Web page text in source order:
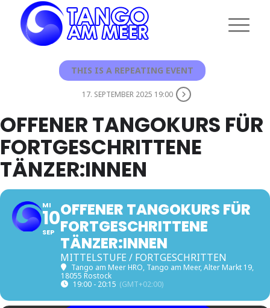
THIS IS A REPEATING EVENT
17. SEPTEMBER 2025 19:00
OFFENER TANGOKURS FÜR
FORTGESCHRITTENE
TÄNZER:INNEN
MI
10
SEP
OFFENER TANGOKURS FÜR
FORTGESCHRITTENE
TÄNZER:INNEN
MITTELSTUFE / FORTGESCHRITTEN
Tango am Meer HRO, Tango am Meer, Alter Markt 19,
18055 Rostock
19:00 - 20:15 (GMT+02:00)